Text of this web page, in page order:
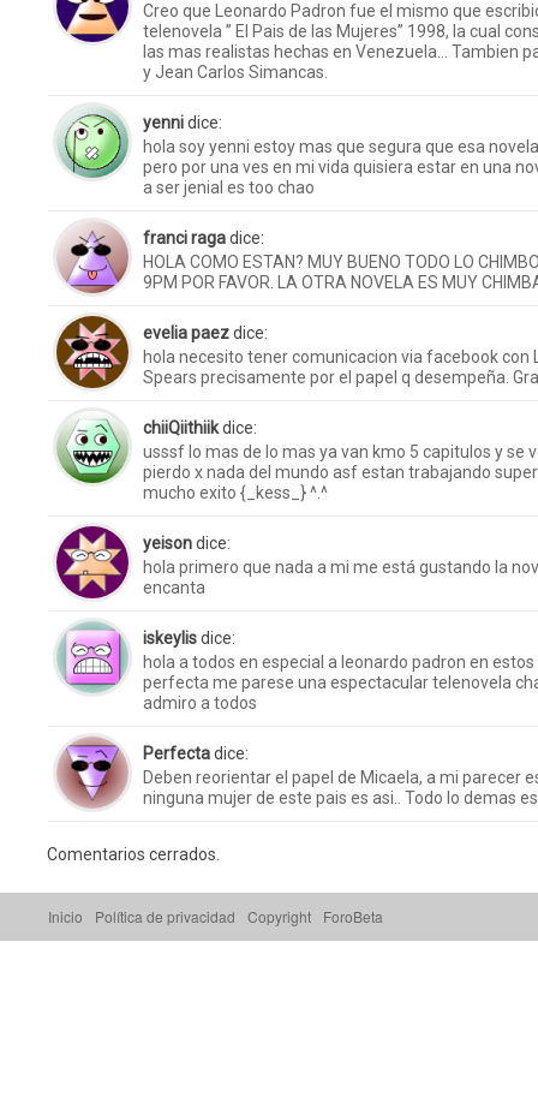
Creo que Leonardo Padron fue el mismo que
telenovela ” El Pais de las Mujeres” 1998, la cual
las mas realistas hechas en Venezuela… Tambien
y Jean Carlos Simancas.
yennidice:
hola soy yenni estoy mas que segura que esa
pero por una ves en mi vida quisiera estar en una
a ser jenial es too chao
franci ragadice:
HOLA COMO ESTAN? MUY BUENO TODO LO
9PM POR FAVOR. LA OTRA NOVELA ES MUY
evelia paezdice:
hola necesito tener comunicacion via facebook con
Spears precisamente por el papel q desempeña.
chiiQiithiikdice:
usssf lo mas de lo mas ya van kmo 5 capitulos y se
pierdo x nada del mundo asf estan trabajando
mucho exito {_kess_} ^.^
yeisondice:
hola primero que nada a mi me está gustando la
encanta
iskeylisdice:
hola a todos en especial a leonardo padron en
perfecta me parese una espectacular telenovela
admiro a todos
Perfectadice:
Deben reorientar el papel de Micaela, a mi parecer
ninguna mujer de este pais es asi.. Todo lo demas
Comentarios cerrados.
Inicio Política de privacidad Copyright ForoBeta